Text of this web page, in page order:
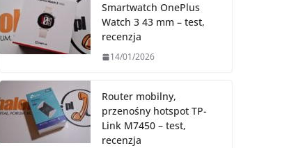
Smartwatch OnePlus
Watch 3 43 mm – test,
recenzja
14/01/2026
Router mobilny,
przenośny hotspot TP-
Link M7450 – test,
recenzja